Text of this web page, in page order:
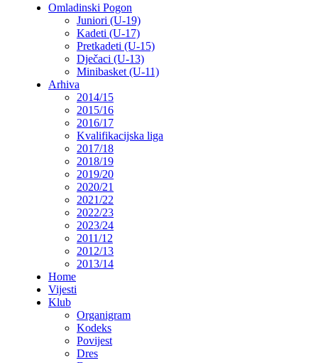
Omladinski Pogon
Juniori (U-19)
Kadeti (U-17)
Pretkadeti (U-15)
Dječaci (U-13)
Minibasket (U-11)
Arhiva
2014/15
2015/16
2016/17
Kvalifikacijska liga
2017/18
2018/19
2019/20
2020/21
2021/22
2022/23
2023/24
2011/12
2012/13
2013/14
Home
Vijesti
Klub
Organigram
Kodeks
Povijest
Dres